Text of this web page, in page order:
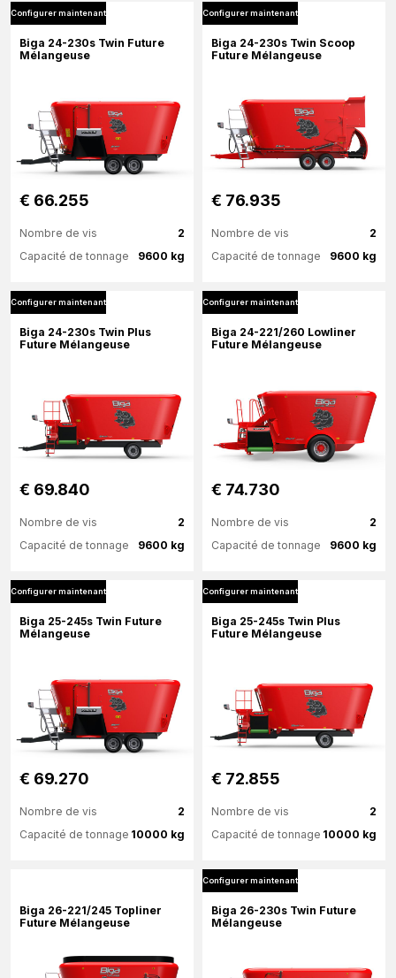
Plus d'information Plus d'information
Configurer maintenant
Biga 24-230s Twin Future
Mélangeuse
€ 66.255
2
Nombre de vis
9600 kg
Capacité de tonnage
Plus d'information
Configurer maintenant
Biga 24-230s Twin Scoop
Future Mélangeuse
€ 76.935
2
Nombre de vis
9600 kg
Capacité de tonnage
Plus d'information
Configurer maintenant
Biga 24-230s Twin Plus
Future Mélangeuse
€ 69.840
2
Nombre de vis
9600 kg
Capacité de tonnage
Plus d'information
Configurer maintenant
Biga 24-221/260 Lowliner
Future Mélangeuse
€ 74.730
2
Nombre de vis
9600 kg
Capacité de tonnage
Plus d'information
Configurer maintenant
Biga 25-245s Twin Future
Mélangeuse
€ 69.270
2
Nombre de vis
10000 kg
Capacité de tonnage
Configurer maintenant
Biga 25-245s Twin Plus
Future Mélangeuse
€ 72.855
2
Nombre de vis
10000 kg
Capacité de tonnage
Plus d'information
Biga 26-221/245 Topliner
Future Mélangeuse
Configurer maintenant
Biga 26-230s Twin Future
Mélangeuse